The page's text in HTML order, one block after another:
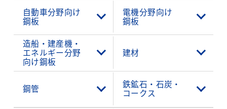
自動車分野向け
鋼板
電機分野向け
鋼板
造船・建産機・
エネルギー分野
向け鋼板
建材
鋼管
鉄鉱石・石炭・
コークス